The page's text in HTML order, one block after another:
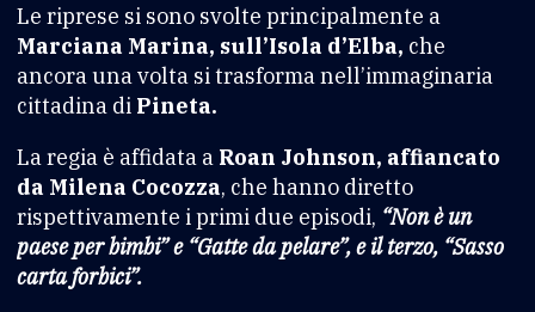
Le riprese si sono svolte principalmente a
Marciana Marina, sull’Isola d’Elba, che
ancora una volta si trasforma nell’immaginaria
cittadina di Pineta.
La regia è affidata a Roan Johnson, affiancato
da Milena Cocozza, che hanno diretto
rispettivamente i primi due episodi, “Non è un
paese per bimbi” e “Gatte da pelare”, e il terzo, “Sasso
carta forbici”.